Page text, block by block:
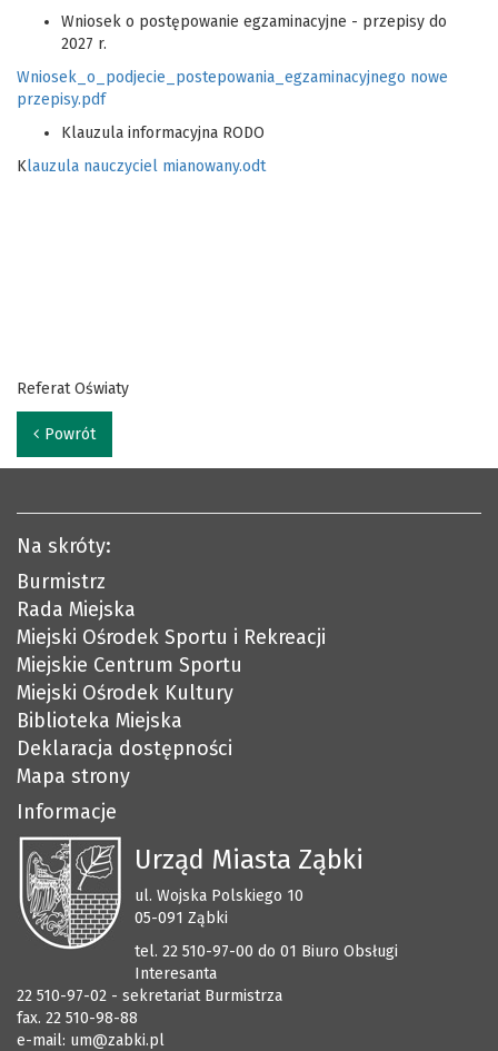
Wniosek o postępowanie egzaminacyjne - przepisy do
2027 r.
Wniosek_o_podjecie_postepowania_egzaminacyjnego nowe
przepisy.pdf
Klauzula informacyjna RODO
Klauzula nauczyciel mianowany.odt
Referat Oświaty
Powrót
Na skróty:
Burmistrz
Rada Miejska
Miejski Ośrodek Sportu i Rekreacji
Miejskie Centrum Sportu
Miejski Ośrodek Kultury
Biblioteka Miejska
Deklaracja dostępności
Mapa strony
Informacje
Urząd Miasta Ząbki
ul. Wojska Polskiego 10
05-091 Ząbki
tel. 22 510-97-00 do 01 Biuro Obsługi
Interesanta
22 510-97-02 - sekretariat Burmistrza
fax. 22 510-98-88
e-mail: um@zabki.pl